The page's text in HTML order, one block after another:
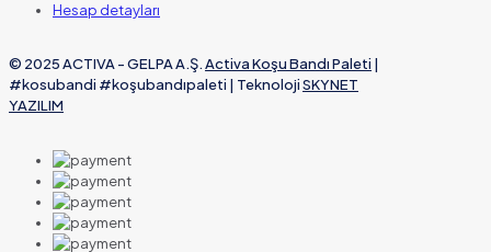
Hesap detayları
© 2025 ACTIVA - GELPA A.Ş.Activa Koşu Bandı Paleti |
#kosubandi #koşubandıpaleti | TeknolojiSKYNET
YAZILIM